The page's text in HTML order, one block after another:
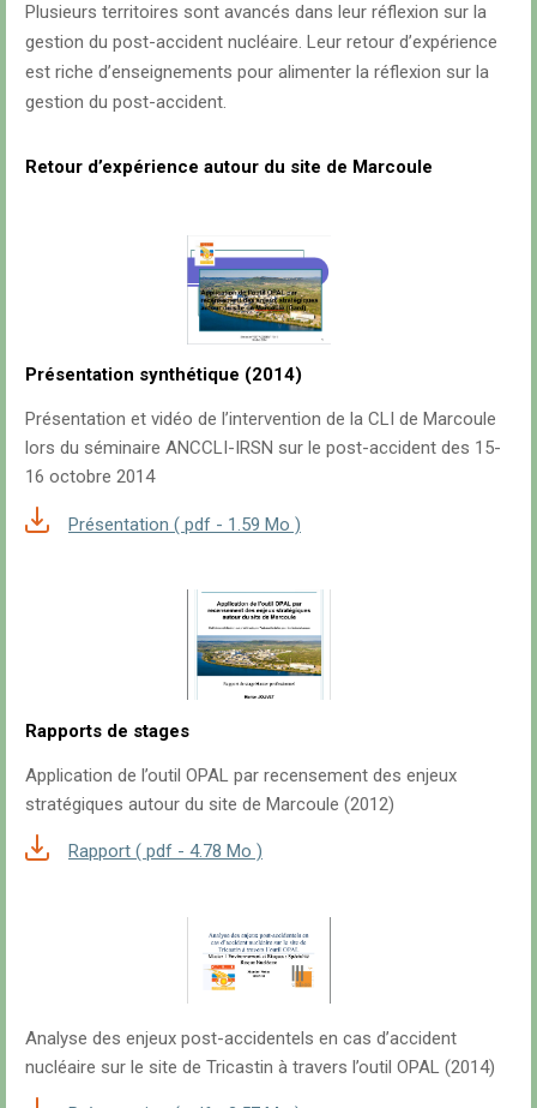
Plusieurs territoires sont avancés dans leur réflexion sur la
gestion du post-accident nucléaire. Leur retour d’expérience
est riche d’enseignements pour alimenter la réflexion sur la
gestion du post-accident.
Retour d’expérience autour du site de Marcoule
Présentation synthétique (2014)
Présentation et vidéo de l’intervention de la CLI de Marcoule
lors du séminaire ANCCLI-IRSN sur le post-accident des 15-
16 octobre 2014
Présentation ( pdf - 1.59 Mo )
Rapports de stages
Application de l’outil OPAL par recensement des enjeux
stratégiques autour du site de Marcoule (2012)
Rapport ( pdf - 4.78 Mo )
Analyse des enjeux post-accidentels en cas d’accident
nucléaire sur le site de Tricastin à travers l’outil OPAL (2014)